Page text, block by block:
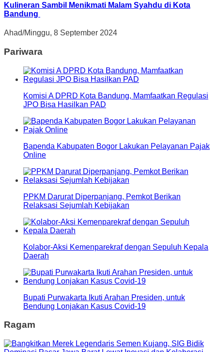
Kulineran Sambil Menikmati Malam Syahdu di Kota
Bandung
Ahad/Minggu, 8 September 2024
Pariwara
Komisi A DPRD Kota Bandung, Mamfaatkan Regulasi
JPO Bisa Hasilkan PAD
Bapenda Kabupaten Bogor Lakukan Pelayanan Pajak
Online
PPKM Darurat Diperpanjang, Pemkot Berikan
Relaksasi Sejumlah Kebijakan
Kolabor-Aksi Kemenparekraf dengan Sepuluh Kepala
Daerah
Bupati Purwakarta Ikuti Arahan Presiden, untuk
Bendung Lonjakan Kasus Covid-19
Ragam